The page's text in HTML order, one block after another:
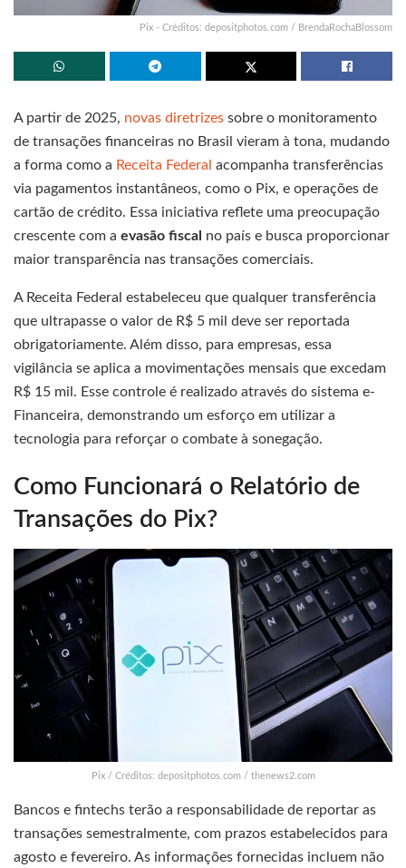
Pix - Créditos: depositphotos.com / BrendaRochaBlossom
A partir de 2025, novas diretrizes sobre o monitoramento
de transações financeiras no Brasil vieram à tona, mudando
a forma como a Receita Federal acompanha transferências
via pagamentos instantâneos, como o Pix, e operações de
cartão de crédito. Essa iniciativa reflete uma preocupação
crescente com a evasão fiscal no país e busca proporcionar
maior transparência nas transações comerciais.
A Receita Federal estabeleceu que qualquer transferência
que ultrapasse o valor de R$ 5 mil deve ser reportada
obrigatoriamente. Além disso, para empresas, essa
vigilância se aplica a movimentações mensais que excedam
R$ 15 mil. Esse controle é realizado através do sistema e-
Financeira, demonstrando um esforço em utilizar a
tecnologia para reforçar o combate à sonegação.
Como Funcionará o Relatório de
Transações do Pix?
Pix / Créditos: depositphotos.com / thenews2.com
Bancos e fintechs terão a responsabilidade de reportar as
transações semestralmente, com prazos estabelecidos para
agosto e fevereiro. As informações fornecidas incluem não